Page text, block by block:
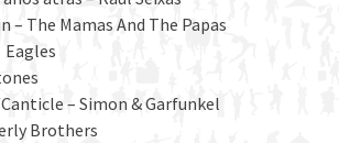
– The Mamas And The Papas
– Simon & Garfunkel
Brothers